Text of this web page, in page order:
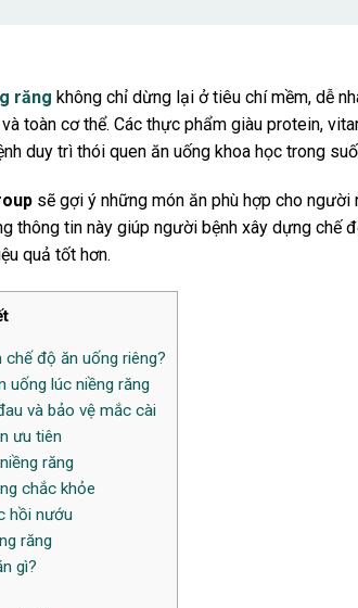
răng không chỉ dừng lại ở tiêu chí mềm, dễ
toàn cơ thể. Các thực phẩm giàu protein,
duy trì thói quen ăn uống khoa học trong
sẽ gợi ý những món ăn phù hợp cho
thông tin này giúp người bệnh xây dựng chế
quả tốt hơn.
độ ăn uống riêng?
uống lúc niềng răng
và bảo vệ mắc cài
ưu tiên
răng
chắc khỏe
hồi nướu
răng
gì?